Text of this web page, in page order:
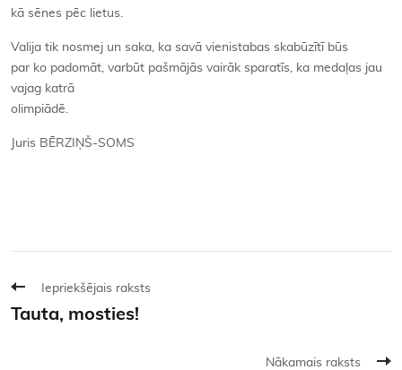
kā sēnes pēc lietus.
Valija tik nosmej un saka, ka savā vienistabas skabūzītī būs
par ko padomāt, varbūt pašmājās vairāk sparatīs, ka medaļas jau
vajag katrā
olimpiādē.
Juris BĒRZIŅŠ-SOMS
Iepriekšējais raksts
Tauta, mosties!
Nākamais raksts